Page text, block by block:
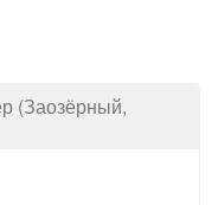
(Заозёрный,